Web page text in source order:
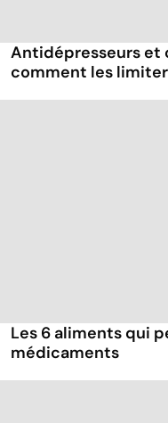
Antidépresseurs et
comment les
Les 6 aliments qui
médicaments